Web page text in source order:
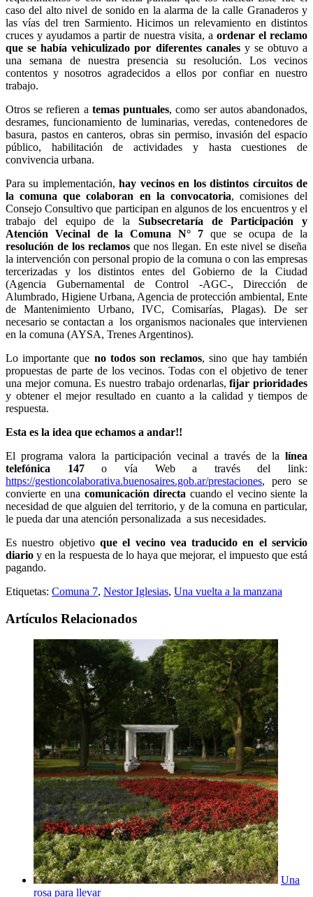
caso del alto nivel de sonido en la alarma de la calle Granaderos y
las vías del tren Sarmiento. Hicimos un relevamiento en distintos
cruces y ayudamos a partir de nuestra visita, a ordenar el reclamo
que se había vehiculizado por diferentes canalesy se obtuvo a
una semana de nuestra presencia su resolución. Los vecinos
contentos y nosotros agradecidos a ellos por confiar en nuestro
trabajo.
Otros se refieren a temas puntuales, como ser autos abandonados,
desrames, funcionamiento de luminarias, veredas, contenedores de
basura, pastos en canteros, obras sin permiso, invasión del espacio
público, habilitación de actividades y hasta cuestiones de
convivencia urbana.
Para su implementación,hay vecinos en los distintos circuitos de
la comuna que colaboran en la convocatoria, comisiones del
Consejo Consultivo que participan en algunos de los encuentros y el
trabajo del equipo de la Subsecretaría de Participación y
Atención Vecinal de la Comuna N° 7que se ocupa de la
resolución de los reclamos que nos llegan. En este nivel se diseña
la intervención con personal propio de la comuna o con las empresas
tercerizadas y los distintos entes del Gobierno de la Ciudad
(Agencia Gubernamental de Control -AGC-, Dirección de
Alumbrado, Higiene Urbana, Agencia de protección ambiental, Ente
de Mantenimiento Urbano, IVC, Comisarías, Plagas). De ser
necesario se contactan a los organismos nacionales que intervienen
en la comuna (AYSA, Trenes Argentinos).
Lo importante que no todos son reclamos, sino que hay también
propuestas de parte de los vecinos. Todas con el objetivo de tener
una mejor comuna. Es nuestro trabajo ordenarlas,fijar prioridades
y obtener el mejor resultado en cuanto a la calidad y tiempos de
respuesta.
Esta es la idea que echamos a andar!!
El programa valora la participación vecinal a través de la línea
telefónica 147o vía Web a través del link:
https://gestioncolaborativa.buenosaires.gob.ar/prestaciones, pero se
convierte en una comunicación directa cuando el vecino siente la
necesidad de que alguien del territorio, y de la comuna en particular,
le pueda dar una atención personalizada a sus necesidades.
Es nuestro objetivo que el vecino vea traducido en el servicio
diario y en la respuesta de lo haya que mejorar, el impuesto que está
pagando.
Etiquetas: Comuna 7, Nestor Iglesias, Una vuelta a la manzana
Artículos Relacionados
Una
rosa para llevar